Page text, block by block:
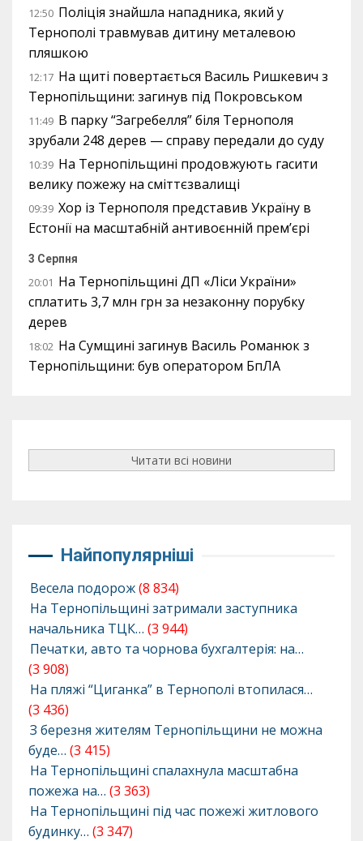
12:50 Поліція знайшла нападника, який у
Тернополі травмував дитину металевою
пляшкою
12:17 На щиті повертається Василь Ришкевич з
Тернопільщини: загинув під Покровськом
11:49 В парку “Загребелля” біля Тернополя
зрубали 248 дерев — справу передали до суду
10:39 На Тернопільщині продовжують гасити
велику пожежу на сміттєзвалищі
09:39 Хор із Тернополя представив Україну в
Естонії на масштабній антивоєнній прем’єрі
3 Серпня
20:01 На Тернопільщині ДП «Ліси України»
сплатить 3,7 млн грн за незаконну порубку
дерев
18:02 На Сумщині загинув Василь Романюк з
Тернопільщини: був оператором БпЛА
Читати всі новини
Найпопулярніші
Весела подорож(8 834)
На Тернопільщині затримали заступника
начальника ТЦК… (3 944)
Печатки, авто та чорнова бухгалтерія: на…
(3 908)
На пляжі “Циганка” в Тернополі втопилася…
(3 436)
З березня жителям Тернопільщини не можна
буде… (3 415)
На Тернопільщині спалахнула масштабна
пожежа на… (3 363)
На Тернопільщині під час пожежі житлового
будинку… (3 347)